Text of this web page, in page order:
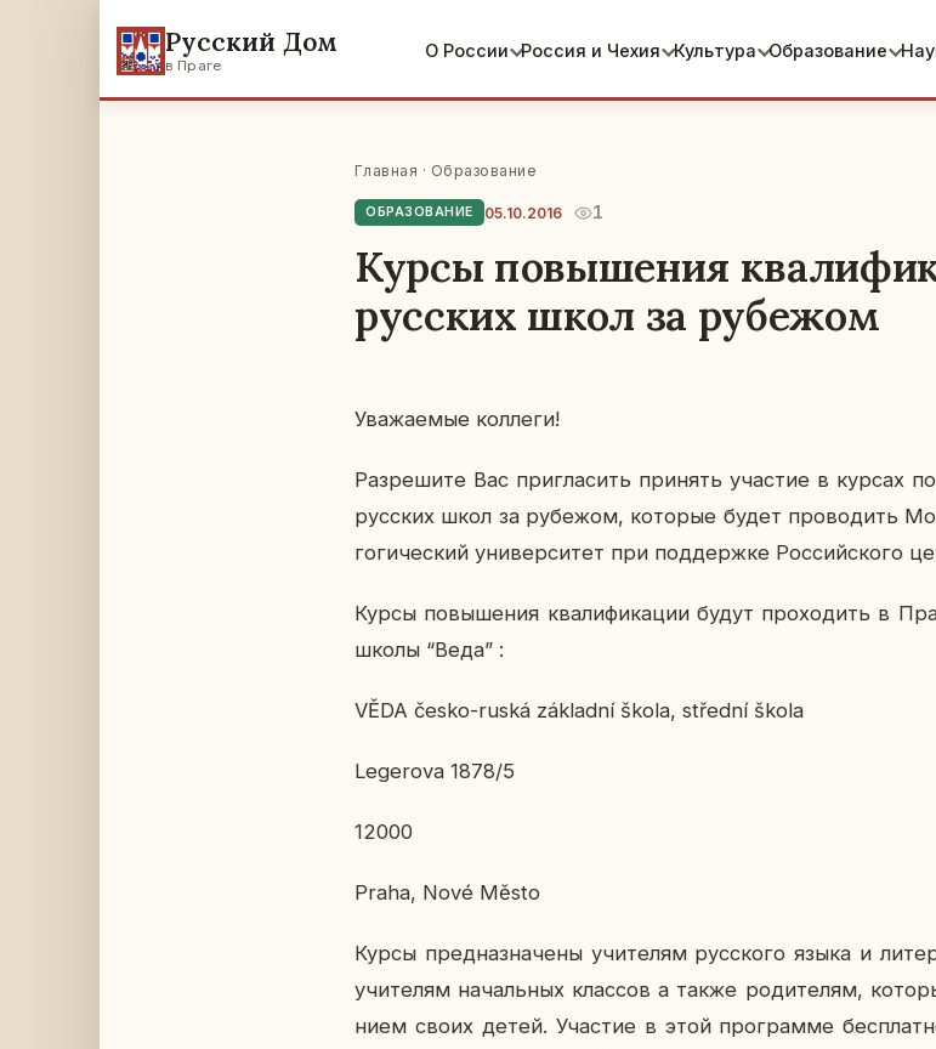
Русский Дом
в Праге
О России Россия и Чехия Культура Образование
Главная · Образование
ОБРАЗОВАНИЕ 05.10.2016 1
Курсы повышения
русских школ за рубежом
Ува­жа­е­мые кол­ле­ги!
Раз­ре­ши­те Вас при­гла­сить при­нять уча­стие в курсах
рус­ских школ за ру­бе­жом, ко­то­рые будет про­во­дить
го­ги­че­ский уни­вер­си­тет при под­держ­ке Рос­сий­ско­го
Курсы по­вы­ше­ния ква­ли­фи­ка­ции будут про­хо­дить в
школы “Веда” :
VĚDA česko-ruská základní škola, střední škola
Legerova 1878/5
12000
Praha, Nové Město
Курсы пред­на­зна­че­ны учи­те­лям рус­ско­го языка и
учи­те­лям на­чаль­ных клас­сов а также ро­ди­те­лям,
ни­ем своих детей. Уча­стие в этой про­грам­ме